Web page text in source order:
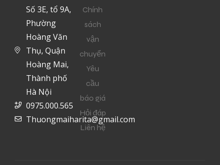
Số 3E, tổ 9A,
Phường
Hoàng Văn
Thụ, Quận
Hoàng Mai,
Thành phố
Hà Nội
0975.000.565
Thuongmaiharita@gmail.com
Chính
sách
vận
chuyển
Yêu
cầu
báo giá
Hỏi đáp
Liên hệ